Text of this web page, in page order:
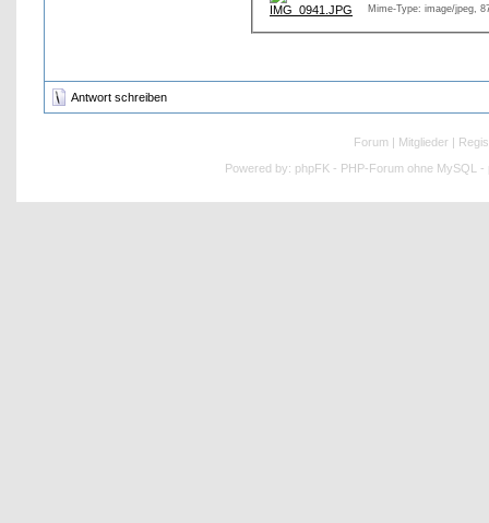
Mime-Type: image/jpeg,
Antwort schreiben
Forum | Mitglieder |
Powered by: phpFK - PHP-Forum ohne MySQL -